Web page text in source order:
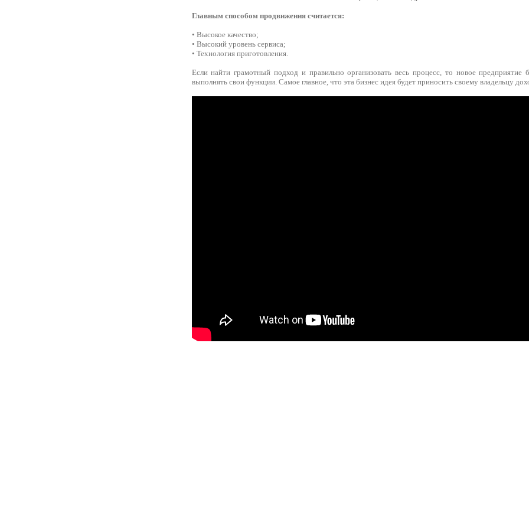
Главным способом продвижения считается:
• Высокое качество;
• Высокий уровень сервиса;
• Технология приготовления.
Если найти грамотный подход и правильно организовать весь процесс, то новое предприятие
выполнять свои функции. Самое главное, что эта бизнес идея будет приносить своему владельцу